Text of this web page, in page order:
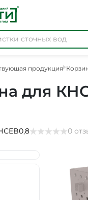
продукция
для
0